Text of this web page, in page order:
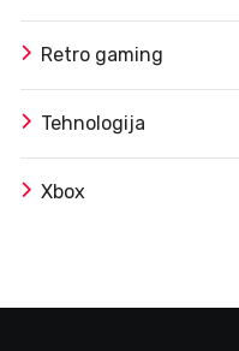
Retro gaming
Tehnologija
Xbox